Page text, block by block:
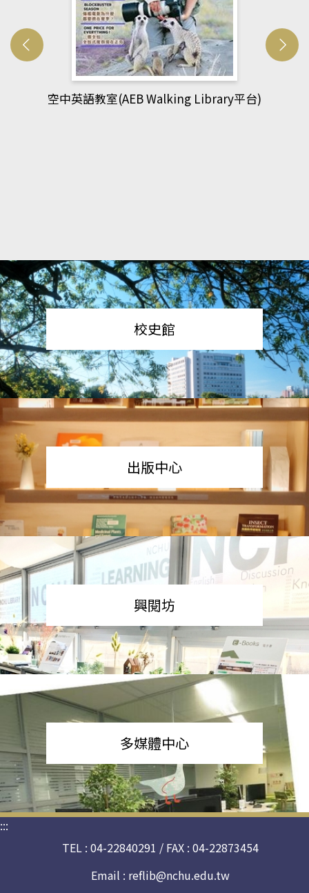
網管人(kono平台)
校史館
出版中心
興閱坊
多媒體中心
:::
TEL : 04-22840291 / FAX : 04-22873454
Email : reflib@nchu.edu.tw